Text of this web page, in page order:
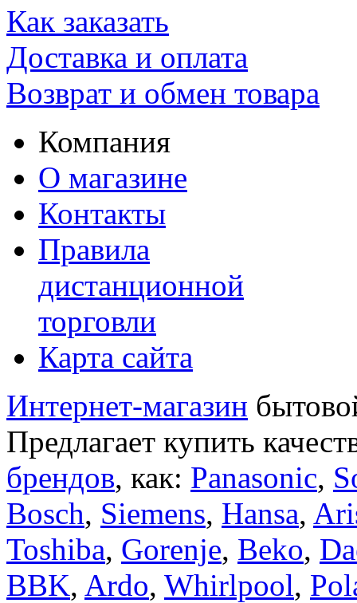
Как заказать
Доставка и оплата
Возврат и обмен товара
Компания
О магазине
Контакты
Правила
дистанционной
торговли
Карта сайта
Интернет-магазин
Предлагает купить
брендов, как: Panasonic,
Bosch, Siemens, Hansa,
Toshiba, Gorenje, Beko,
BBK, Ardo, Whirlpool,